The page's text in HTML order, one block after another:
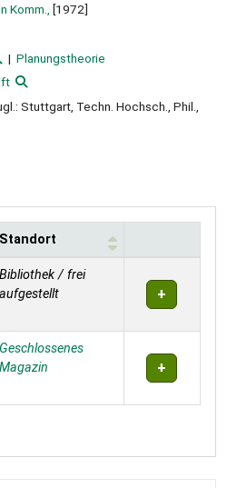
Komm.,
[1972]
Planungstheorie
Stuttgart, Techn. Hochsch., Phil.,
Standort
Bibliothek / frei
aufgestellt
Geschlossenes
Magazin